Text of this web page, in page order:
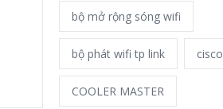
bộ mở rộng sóng wifi
bộ phát wifi tp link cisco
COOLER MASTER